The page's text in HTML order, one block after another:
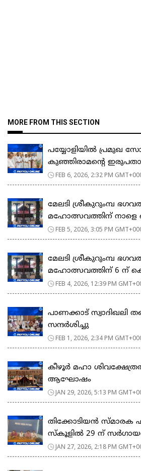
MORE FROM THIS SECTION
പയ്യോളിയിൽ പ്രമുഖ
കുഞ്ഞിരാമന്റെ
FEB 6, 2026, 2:32 PM
മേലടി ശ്രീകുറുംമ്പ
മഹോത്സവത്തിന് നാളെ
FEB 5, 2026, 3:05 PM
മേലടി ശ്രീകുറുംമ്പ
മഹോത്സവത്തിന് 6 ന്
FEB 4, 2026, 12:39 PM
പാണക്കാട് സ്വാദിഖലി
സന്ദർശിച്ചു
FEB 1, 2026, 2:34 PM
കീഴൂർ മഹാ
ആഘോഷം
JAN 29, 2026, 5:13 PM
തിക്കോടിയൻ സ്മാരക
സ്കൂളിൽ 29 ന്
JAN 27, 2026, 2:18 PM